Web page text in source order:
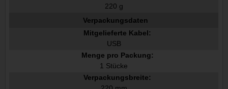
220 g
Verpackungsdaten
Mitgelieferte Kabel:
USB
Menge pro Packung:
1 Stücke
Verpackungsbreite: